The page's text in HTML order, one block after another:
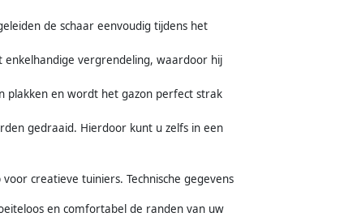
de schaar eenvoudig tijdens het
vergrendeling, waardoor hij
plakken en wordt het gazon perfect strak
gedraaid. Hierdoor kunt u zelfs in een
creatieve tuiniers. Technische gegevens
en comfortabel de randen van uw